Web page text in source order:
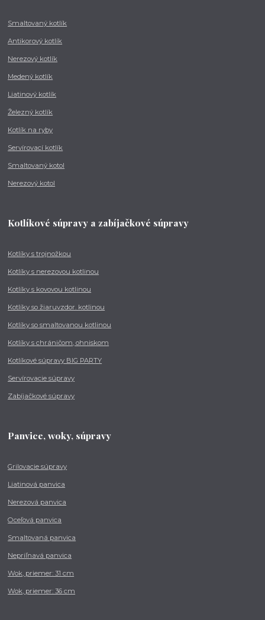
Smaltovaný kotlík
Antikorový kotlík
Nerezový kotlík
Medený kotlík
Liatinový kotlík
Železný kotlík
Kotlík na ryby
Servírovací kotlík
Smaltovaný kotol
Nerezový kotol
Kotlíkové súpravy a zabíjačkové súpravy
Kotlíky s trojnožkou
Kotlíky s nerezovou kotlinou
Kotlíky s kovovou kotlinou
Kotlíky so žiaruvzdor. kotlinou
Kotlíky so smaltovanou kotlinou
Kotlíky s chráničom, ohniskom
Kotlíkové súpravy BIG PARTY
Servírovacie súpravy
Zabíjačkové súpravy
Panvice, woky, súpravy
Grilovacie súpravy
Liatinová panvica
Nerezová panvica
Oceľová panvica
Smaltovaná panvica
Nepriľnavá panvica
Wok, priemer: 31 cm
Wok, priemer: 36 cm